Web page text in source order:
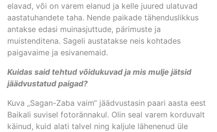
elavad, või on varem elanud ja kelle juured ulatuvad
aastatuhandete taha. Nende paikade tähenduslikkus
antakse edasi muinasjuttude, pärimuste ja
muistenditena. Sageli austatakse neis kohtades
paigavaime ja esivanemaid.
Kuidas said tehtud võidukuvad ja mis mulje jätsid
jäädvustatud paigad?
Kuva „Sagan-Zaba vaim“ jäädvustasin paari aasta eest
Baikali suvisel fotorännakul. Olin seal varem korduvalt
käinud, kuid alati talvel ning kaljule lähenenud üle